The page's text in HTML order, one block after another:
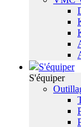
S'équiper
S'équiper